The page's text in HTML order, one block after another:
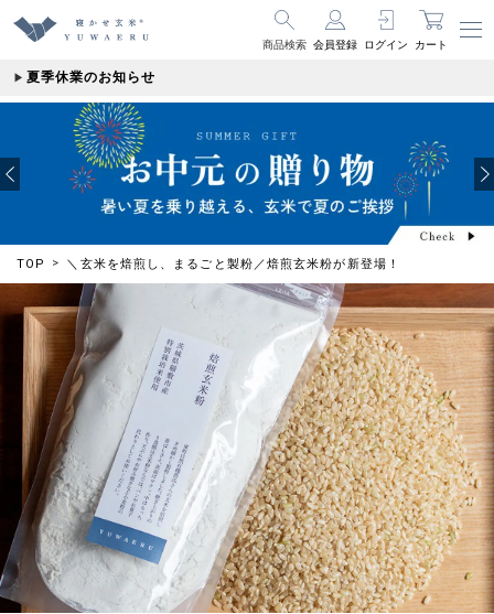
商品検索 会員登録 ログイン カート
夏季休業のお知らせ
TOP ＼玄米を焙煎し、まるごと製粉／焙煎玄米粉が新登場！